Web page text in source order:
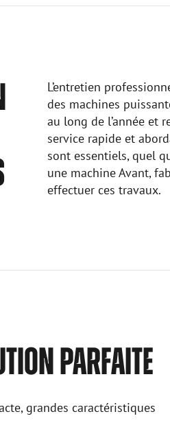
L’entretien
des machines
au long de l’année et
service rapide et
sont essentiels, quel
une machine Avant,
effectuer ces travaux.
PARFAITE
grandes caractéristiques